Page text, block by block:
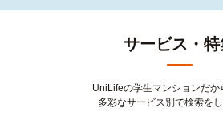
サービス・特
UniLifeの学生マンションだか
多彩なサービス別で検索を